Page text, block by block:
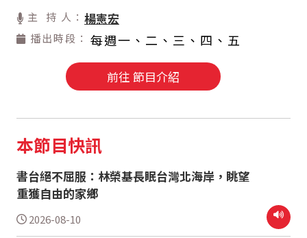
主 持 人： 楊憲宏
播出時段： 每週一、二、三、四、五
前往 節目介紹
本節目快訊
書台絕不屈服：林榮基長眠台灣北海岸，眺望
重獲自由的家鄉
2026-08-10